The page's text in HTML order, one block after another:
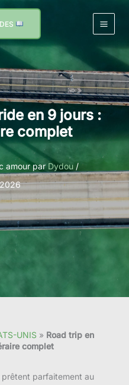
en 9 jours :
complet
amour par Dydou /
UNIS » Road trip en
complet
parfaitement au